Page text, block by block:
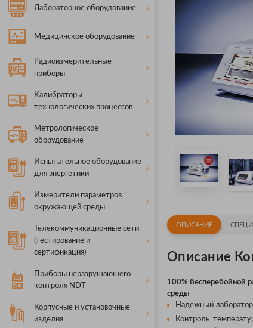
Лабораторное оборудование
Медицинское оборудование
Радиоизмерительные
приборы
Калибраторы
технологических процессов
Метрологическое
оборудование
Испытательное оборудование
для энергетики
Измерители параметров
окружающей среды
Телекоммуникационные сети
(тестирование и
сертификация)
Приборы неразрушающего
контроля NDT
Корпусные и установочные
изделия
ОПИСАНИЕ
Описание
100% бесперебойной
среды
Надежный
Контроль